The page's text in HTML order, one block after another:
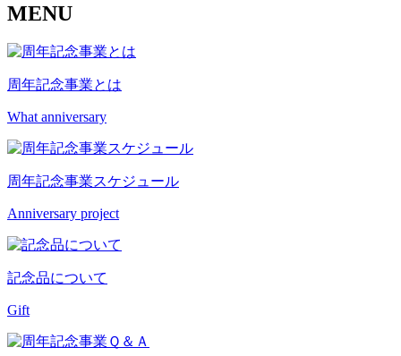
MENU
周年記念事業とは
What anniversary
周年記念事業スケジュール
Anniversary project
記念品について
Gift